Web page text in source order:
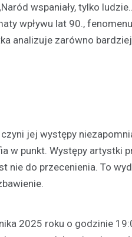
wspaniały, tylko
wpływu lat 90.,
analizuje zarówno
jej występy
w punkt. Występy artystki
do przecenienia. To
2025 roku o godzinie
emocjonujące
z nagrodami i
sezon sportowy w UKS